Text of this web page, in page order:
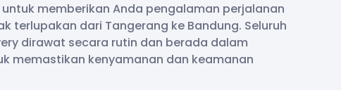
memberikan Anda pengalaman perjalanan
terlupakan dari Tangerang ke Bandung. Seluruh
dirawat secara rutin dan berada dalam
memastikan kenyamanan dan keamanan